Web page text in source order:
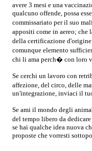
avere 3 mesi e una
qualcuno offende, possa
commissariato per il suo
appositi come in aereo;
della certificazione
comunque elemento
chi li ama perch� con loro
Se cerchi un lavoro con
affezione, del circo, delle
un'integrazione, inviaci il
Se ami il mondo degli
del tempo libero da
se hai qualche idea nuova
proposte che vorresti